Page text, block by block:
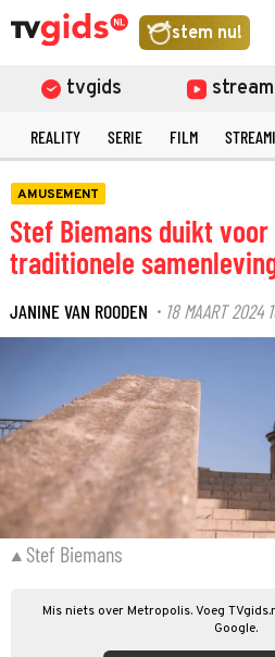
stem nu!
tvgids
REALITY SERIE FILM
AMUSEMENT
Stef Biemans duikt
traditionele
JANINE VAN ROODEN · 18 MAART 2024
Stef Biemans
Mis niets over Metropolis. Voeg
Google.